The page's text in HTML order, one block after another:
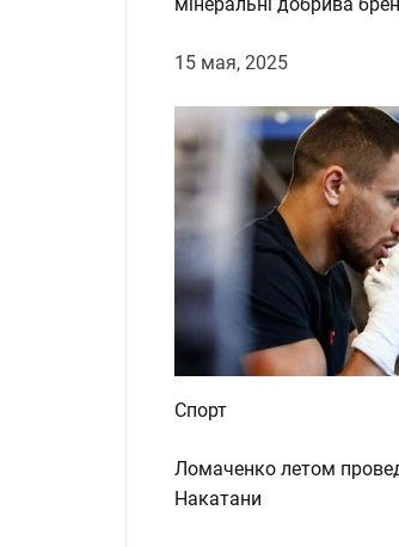
15 мая, 2025
Спорт
Ломаченко летом
Накатани